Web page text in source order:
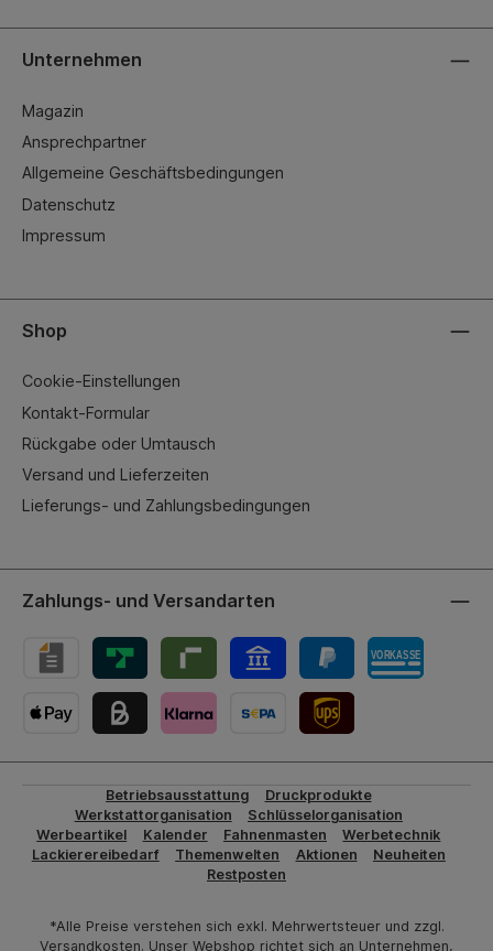
Unternehmen
Magazin
Ansprechpartner
Allgemeine Geschäftsbedingungen
Datenschutz
Impressum
Shop
Cookie-Einstellungen
Kontakt-Formular
Rückgabe oder Umtausch
Versand und Lieferzeiten
Lieferungs- und Zahlungsbedingungen
Zahlungs- und Versandarten
Betriebsausstattung
Druckprodukte
Werkstattorganisation
Schlüsselorganisation
Werbeartikel
Kalender Fahnenmasten
Werbetechnik
Lackierereibedarf
Themenwelten Aktionen
Neuheiten
Restposten
*Alle Preise verstehen sich exkl. Mehrwertsteuer und zzgl.
Versandkosten. Unser Webshop richtet sich an Unternehmen,